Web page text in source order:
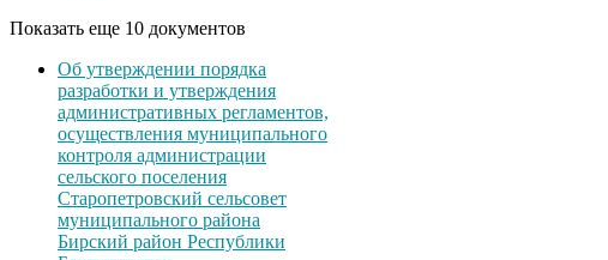
Показать еще 10 документов
Об утверждении порядка
разработки и утверждения
административных регламентов,
осуществления муниципального
контроля администрации
сельского поселения
Старопетровский сельсовет
муниципального района
Бирский район Республики